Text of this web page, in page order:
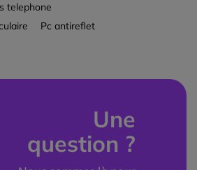
telephone
Pc antireflet
Une
question ?